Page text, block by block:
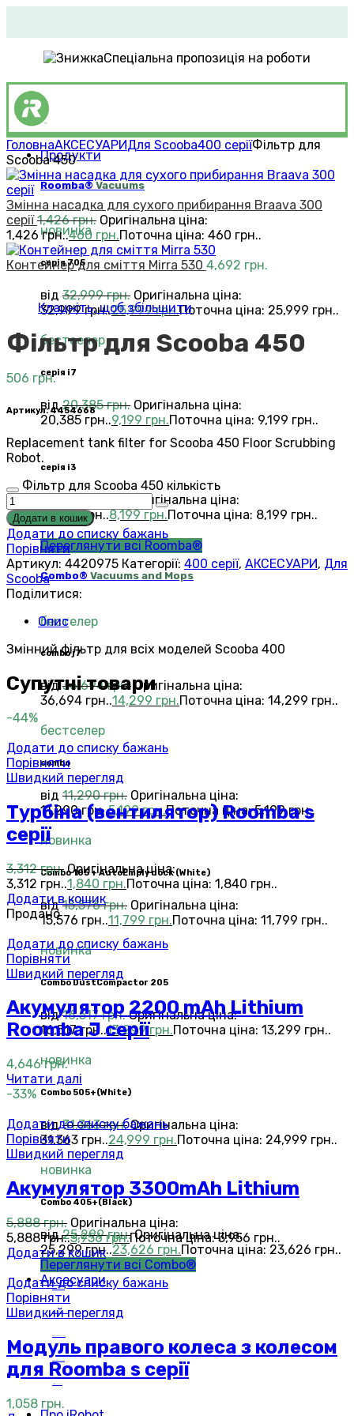
Спеціальна пропозиція на роботи
Продукти
Roomba® Vacuums
новинка
серія 705
від 32,999грн. Оригінальна ціна:
32,999 грн..25,999грн.Поточна ціна: 25,999 грн..
бестселер
серія i7
від20,385грн. Оригінальна ціна:
20,385 грн..9,199 грн.Поточна ціна: 9,199 грн..
серія i3
Оригінальна ціна:
15,472 грн..8,199 грн.Поточна ціна: 8,199 грн..
Переглянути всі Roomba®
Combo® Vacuums and Mops
бестелер
combo j7
від36,694грн. Оригінальна ціна:
36,694 грн..14,299 грн.Поточна ціна: 14,299 грн..
бестселер
combo
від 11,290грн. Оригінальна ціна:
11,290 грн..5,199грн.Поточна ціна: 5,199 грн..
новинка
Combo 105 + AutoEmply dock (White)
від15,576грн. Оригінальна ціна:
15,576 грн..11,799 грн.Поточна ціна: 11,799 грн..
новинка
Combo DustCompactor 205
від16,517грн. Оригінальна ціна:
16,517 грн..13,299грн.Поточна ціна: 13,299 грн..
новинка
Сombo 505+(White)
від31,363грн. Оригінальна ціна:
31,363 грн..24,999 грн.Поточна ціна: 24,999 грн..
новинка
Сombo 405+(Black)
від25,299грн. Оригінальна ціна:
25,299 грн..23,626 грн.Поточна ціна: 23,626 грн..
Переглянути всі Combo®
Аксесуари
ГоловнаАКСЕСУАРИДля Scooba400 серіїФільтр для
Scooba 450
Змінна насадка для сухого прибирання Braava 300
серії1,426грн. Оригінальна ціна:
1,426 грн..460 грн.Поточна ціна: 460 грн..
Контейнер для сміття Mirra 530 4,692 грн.
Клацніть, щоб збільшити
Фільтр для Scooba 450
506 грн.
Артикул: 4454668
Replacement tank filter for Scooba 450 Floor Scrubbing
Robot.
Фільтр для Scooba 450 кількість
Додати в кошик
Додати до списку бажань
Порівняти
Артикул: 4420975 Категорії: 400 серії, АКСЕСУАРИ, Для
Scooba
Поділитися:
Опис
Змінний фільтр для всіх моделей Scooba 400
Супутні товари
-44%
Додати до списку бажань
Порівняти
Швидкий перегляд
Турбіна (вентилятор) Roomba s
серії
3,312грн. Оригінальна ціна:
3,312 грн..1,840 грн.Поточна ціна: 1,840 грн..
Додати в кошик
Продано
Додати до списку бажань
Порівняти
Швидкий перегляд
Акумулятор 2200 mAh Lithium
Roomba J серії
4,646грн.
Читати далі
-33%
Додати до списку бажань
Порівняти
Швидкий перегляд
Акумулятор 3300mAh Lithium
5,888грн. Оригінальна ціна:
5,888 грн..3,956грн.Поточна ціна: 3,956 грн..
Додати в кошик
Додати до списку бажань
Порівняти
Швидкий перегляд
Модуль правого колеса з колесом
для Roomba s серії
1,058 грн.